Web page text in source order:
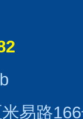
易路